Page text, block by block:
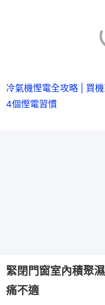
冷氣機慳電全攻略 | 買
4個慳電習慣
緊閉門窗室內積聚
痛不適